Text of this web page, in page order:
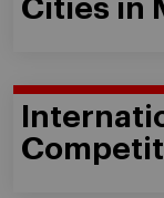
Cities in